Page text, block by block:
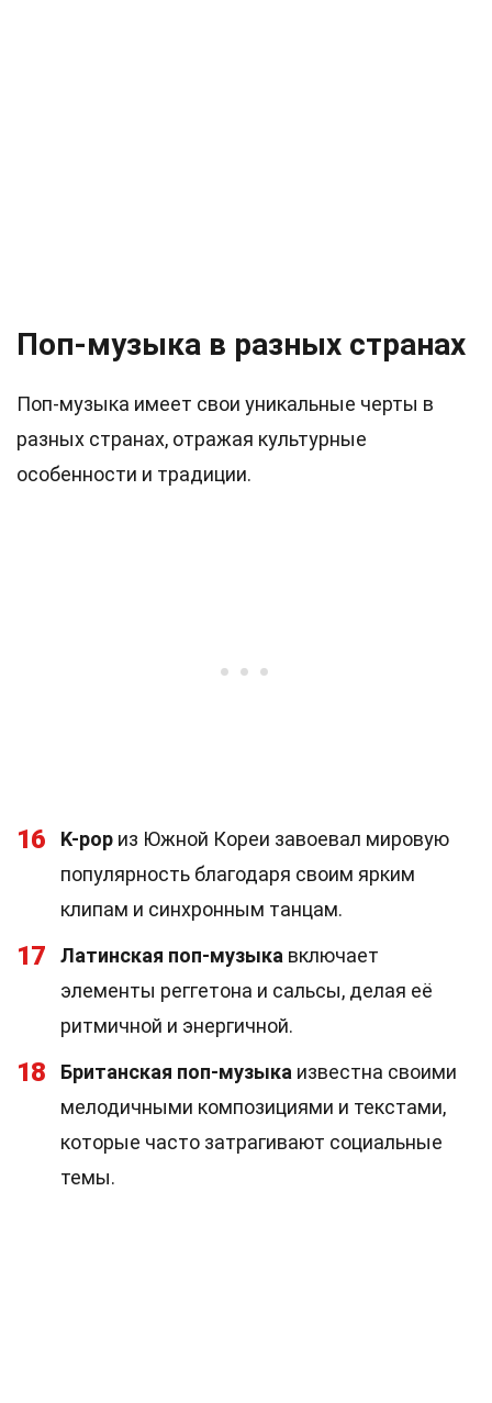
Поп-музыка в разных странах
Поп-музыка имеет свои уникальные черты в
разных странах, отражая культурные
особенности и традиции.
16 K-pop из Южной Кореи завоевал мировую
популярность благодаря своим ярким
клипам и синхронным танцам.
17 Латинская поп-музыка включает
элементы реггетона и сальсы, делая её
ритмичной и энергичной.
18 Британская поп-музыка известна своими
мелодичными композициями и текстами,
которые часто затрагивают социальные
темы.